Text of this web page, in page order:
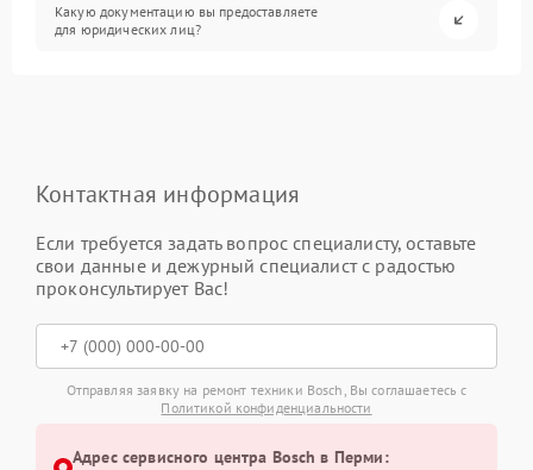
Какую документацию вы предоставляете
для юридических лиц?
Контактная информация
Если требуется задать вопрос специалисту, оставьте
свои данные и дежурный специалист с радостью
проконсультирует Вас!
Отправляя заявку на ремонт техники Bosch, Вы соглашаетесь с
Политикой конфиденциальности
Адрес сервисного центра Bosch в Перми: